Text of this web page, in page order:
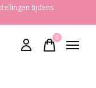
tijdens
0items